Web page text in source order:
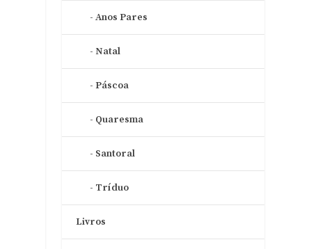
Anos Pares
Natal
Páscoa
Quaresma
Santoral
Tríduo
Livros